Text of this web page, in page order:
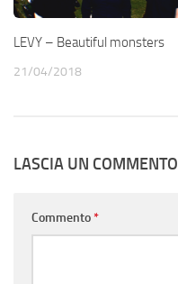
LEVY – Beautiful monsters
21/04/2018
LASCIA UN COMMENTO
Commento*